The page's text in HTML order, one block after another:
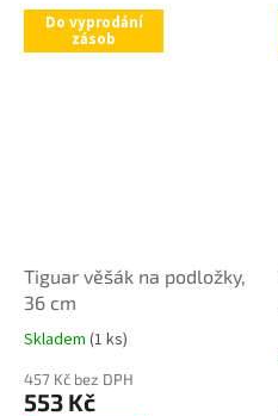
Do vyprodání
zásob
Tiguar věšák na podložky,
36 cm
Průměrné
produktu
je
Skladem (1 ks)
457 Kč bez DPH
553 Kč